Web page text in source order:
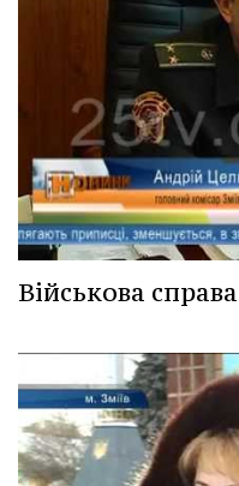
Військова справа